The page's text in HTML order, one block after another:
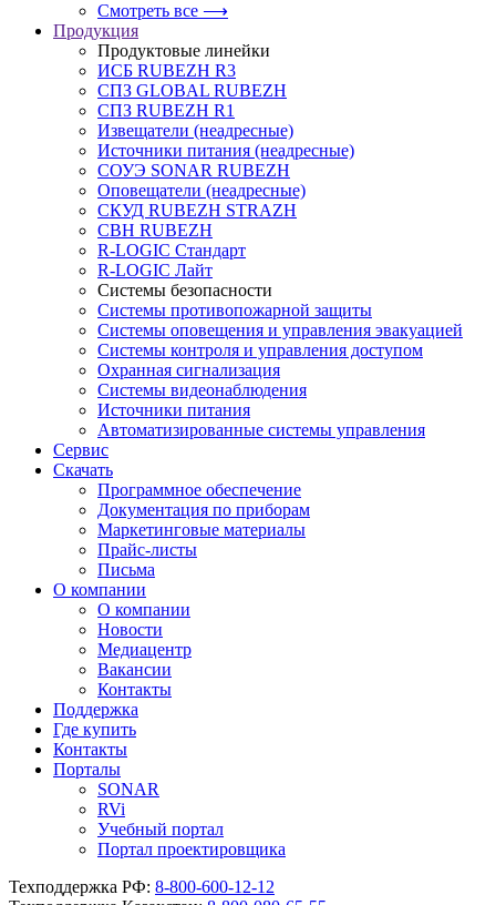
Смотреть все ⟶
Продукция
Продуктовые линейки
ИСБ RUBEZH R3
СПЗ GLOBAL RUBEZH
СПЗ RUBEZH R1
Извещатели (неадресные)
Источники питания (неадресные)
СОУЭ SONAR RUBEZH
Оповещатели (неадресные)
СКУД RUBEZH STRAZH
СВН RUBEZH
R-LOGIC Стандарт
R-LOGIC Лайт
Системы безопасности
Системы противопожарной защиты
Системы оповещения и управления эвакуацией
Системы контроля и управления доступом
Охранная сигнализация
Системы видеонаблюдения
Источники питания
Автоматизированные системы управления
Сервис
Скачать
Программное обеспечение
Документация по приборам
Маркетинговые материалы
Прайс-листы
Письма
О компании
О компании
Новости
Медиацентр
Вакансии
Контакты
Поддержка
Где купить
Контакты
Порталы
SONAR
RVi
Учебный портал
Портал проектировщика
Техподдержка РФ: 8-800-600-12-12